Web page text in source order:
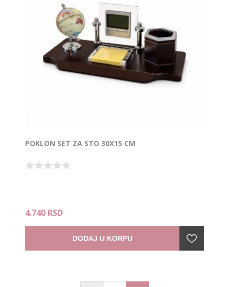
POKLON SET ZA STO 30X15 CM
4.740 RSD
DODAJ U KORPU